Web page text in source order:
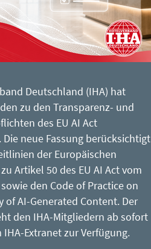
Deutschland (IHA) hat
zu den Transparenz- und
des EU AI Act
neue Fassung berücksichtigt
der Europäischen
Artikel 50 des EU AI Act vom
den Code of Practice on
of AI-Generated Content. Der
den IHA-Mitgliedern ab sofort
Extranet zur Verfügung.